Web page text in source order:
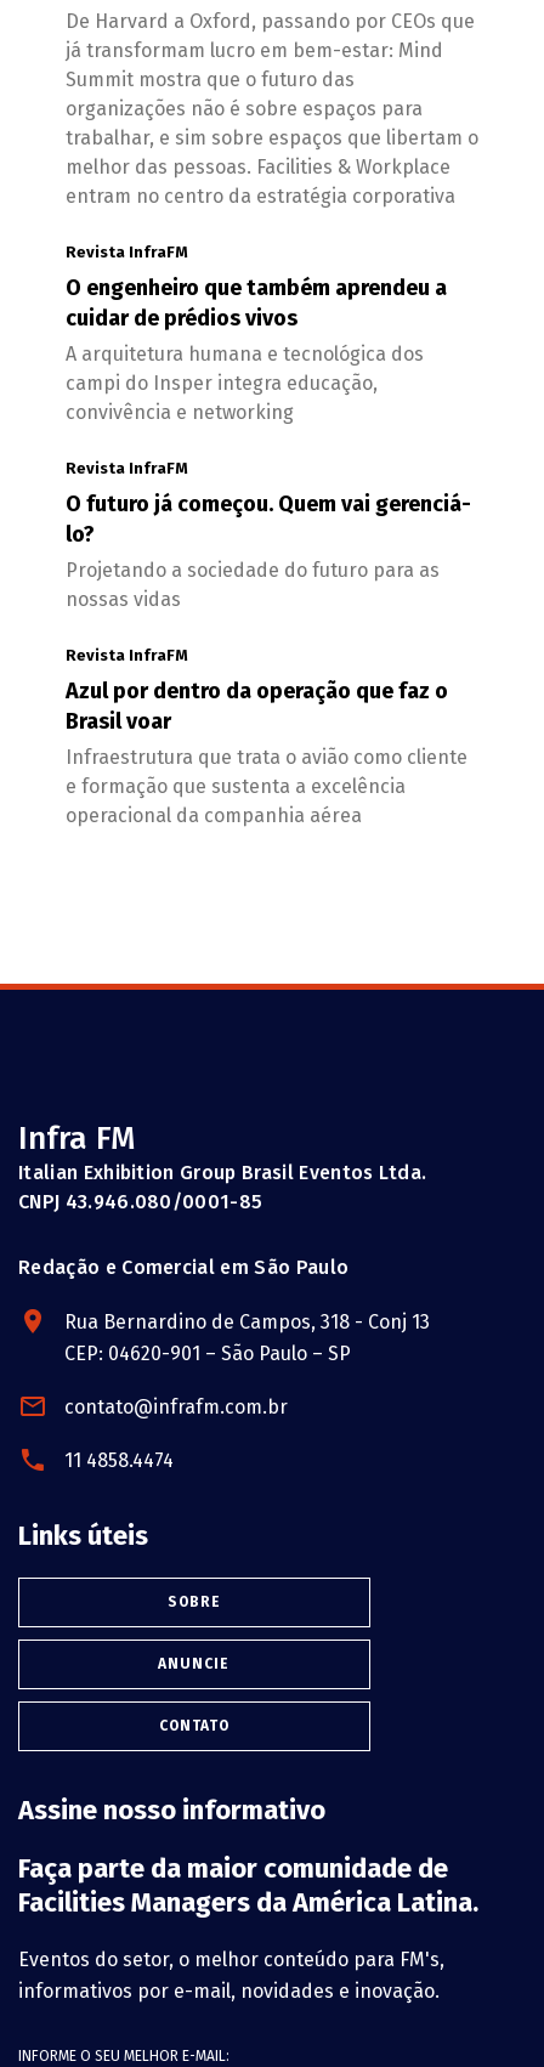
De Harvard a Oxford, passando por CEOs que
já transformam lucro em bem-estar: Mind
Summit mostra que o futuro das
organizações não é sobre espaços para
trabalhar, e sim sobre espaços que libertam o
melhor das pessoas. Facilities & Workplace
entram no centro da estratégia corporativa
Revista InfraFM
O engenheiro que também aprendeu a
cuidar de prédios vivos
A arquitetura humana e tecnológica dos
campi do Insper integra educação,
convivência e networking
Revista InfraFM
O futuro já começou. Quem vai gerenciá-
lo?
Projetando a sociedade do futuro para as
nossas vidas
Revista InfraFM
Azul por dentro da operação que faz o
Brasil voar
Infraestrutura que trata o avião como cliente
e formação que sustenta a excelência
operacional da companhia aérea
Infra FM
Italian Exhibition Group Brasil Eventos Ltda.
CNPJ 43.946.080/0001-85
Redação e Comercial em São Paulo
Rua Bernardino de Campos, 318 - Conj 13
CEP: 04620-901 – São Paulo – SP
contato@infrafm.com.br
11 4858.4474
Links úteis
SOBRE
ANUNCIE
CONTATO
Assine nosso informativo
Faça parte da maior comunidade de
Facilities Managers da América Latina.
Eventos do setor, o melhor conteúdo para FM's,
informativos por e-mail, novidades e inovação.
INFORME O SEU MELHOR E-MAIL: